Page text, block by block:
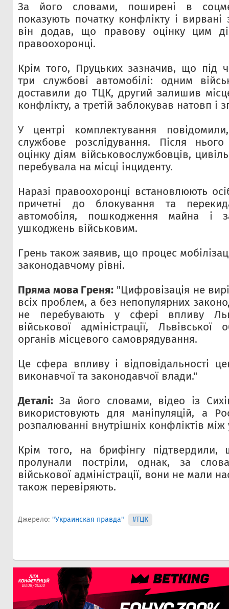
За його словами, поширені в
показують початку конфлікту і вирвані
він додав, що правову оцінку цим
правоохоронці.
Крім того, Пруцьких зазначив, що під
три службові автомобілі: одним
доставили до ТЦК, другий залишив
конфлікту, а третій заблокував натовп і
У центрі комплектування
службове розслідування. Після
оцінку діям військовослужбовців,
перебувала на місці інциденту.
Наразі правоохоронці встановлюють
причетні до блокування та
автомобіля, пошкодження майна і
ушкоджень військовим.
Грень також заявив, що процес
законодавчому рівні.
Пряма мова Греня: "Цифровізація не
всіх проблем, а без непопулярних
не перебувають у сфері впливу
військової адміністрації,
органів місцевого самоврядування.
Це сфера впливу і відповідальності
виконавчої та законодавчої влади."
Деталі: За його словами, відео із
використовують для маніпуляцій, а
розпалюванні внутрішніх конфліктів між
Крім того, на брифінгу
пролунали постріли, однак, за
військової адміністрації, вони не мали
також перевіряють.
Джерело: "Украинская правда" #ТЦК